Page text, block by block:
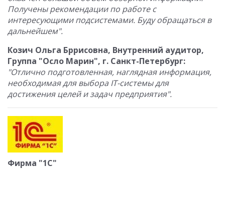
Получены рекомендации по работе с
интересующими подсистемами. Буду обращаться в
дальнейшем".
Козич Ольга Бррисовна, Внутренний аудитор,
Группа "Осло Марин", г. Санкт-Петербург:
"Отлично подготовленная, наглядная информация,
необходимая для выбора IT-системы для
достижения целей и задач предприятия".
Фирма "1С"